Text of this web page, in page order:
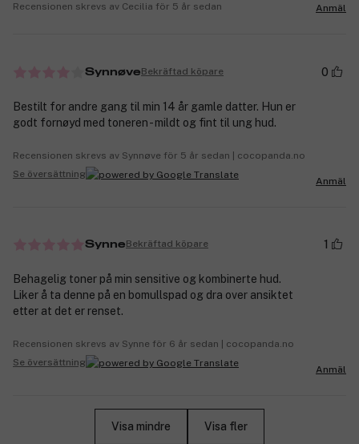
Recensionen skrevs av Cecilia för 5 år sedan Anmäl
SynnøveBekräftad köpare 0
Bestilt for andre gang til min 14 år gamle datter. Hun er
godt fornøyd med toneren - mildt og fint til ung hud.
Recensionen skrevs av Synnøve för 5 år sedan | cocopanda.no
Se översättning
Anmäl
SynneBekräftad köpare 1
Behagelig toner på min sensitive og kombinerte hud.
Liker å ta denne på en bomullspad og dra over ansiktet
etter at det er renset.
Recensionen skrevs av Synne för 6 år sedan | cocopanda.no
Se översättning
Anmäl
Visa mindre Visa fler